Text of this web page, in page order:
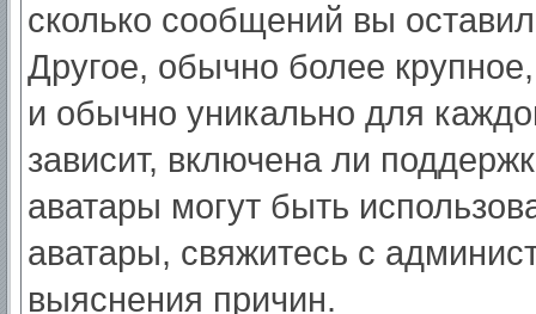
сколько сообщений вы
Другое, обычно более
и обычно уникально для
зависит, включена ли
аватары могут быть
аватары, свяжитесь с
выяснения причин.